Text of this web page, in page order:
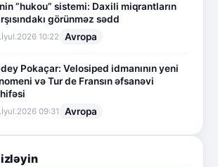
“hukou” sistemi: Daxili miqrantların
görünməz sədd
10:22 Avropa
Pokaçar: Velosiped idmanının yeni
və Tur de Fransın əfsanəvi
09:31 Avropa
izləyin